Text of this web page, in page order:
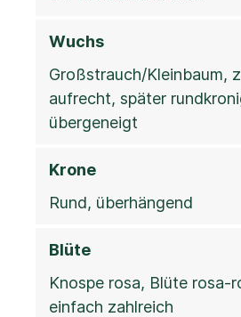
Wuchs
Großstrauch/Kleinbaum,
aufrecht, später
übergeneigt
Krone
Rund, überhängend
Blüte
Knospe rosa, Blüte rosa-
einfach zahlreich